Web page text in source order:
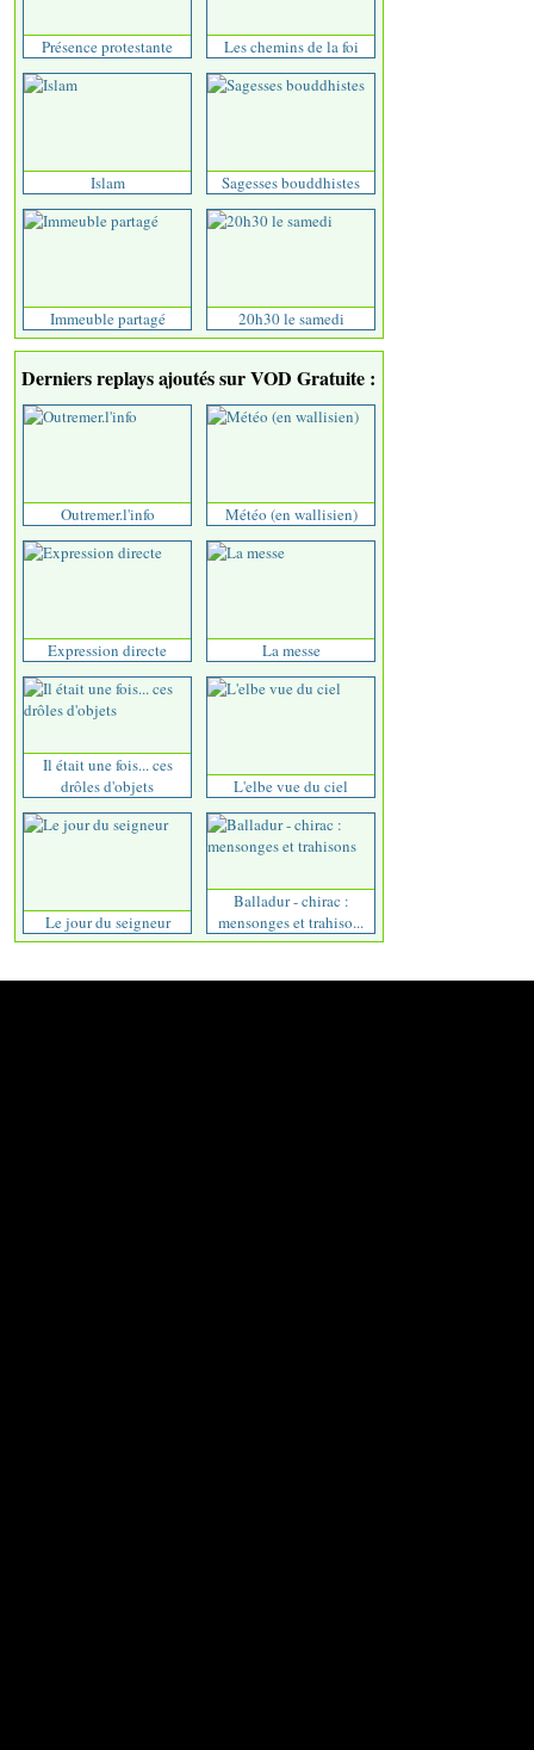
Présence protestante Les chemins de la foi
Islam Sagesses bouddhistes
Immeuble partagé 20h30 le samedi
Derniers replays ajoutés sur VOD Gratuite :
Outremer.l'info Météo (en wallisien)
Expression directe La messe
Il était une fois... ces
drôles d'objets
L'elbe vue du ciel
Le jour du seigneur
Balladur - chirac :
mensonges et trahiso...